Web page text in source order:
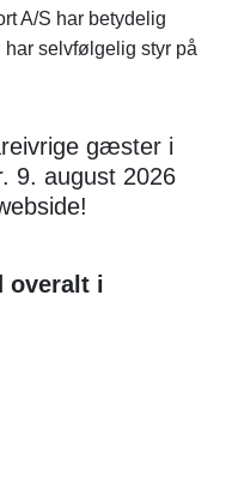
A/S har betydelig
selvfølgelig styr på
gæster i
9. august 2026
overalt i